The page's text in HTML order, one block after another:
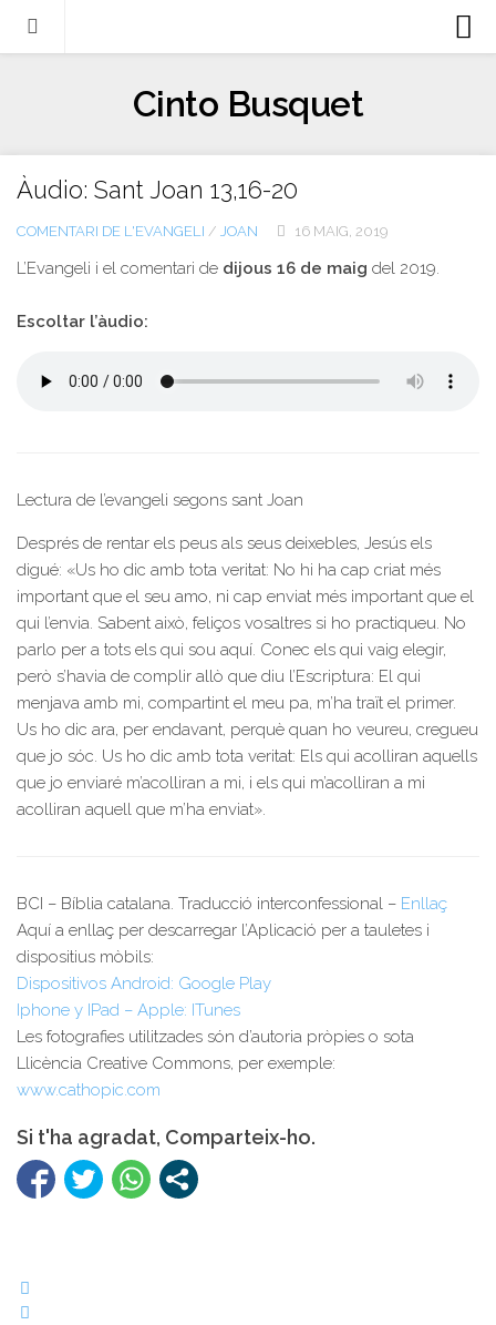
Llibres
Escrits-articles
Notícies
Castellano
Italiano
Cinto Busquet
Àudio: Sant Joan 13,16-20
COMENTARI DE L'EVANGELI / JOAN 16 MAIG, 2019
L’Evangeli i el comentari de dijous 16 de maig del 2019.
Escoltar l’àudio:
Lectura de l’evangeli segons sant Joan
Després de rentar els peus als seus deixebles, Jesús els
digué: «Us ho dic amb tota veritat: No hi ha cap criat més
important que el seu amo, ni cap enviat més important que el
qui l’envia. Sabent això, feliços vosaltres si ho practiqueu. No
parlo per a tots els qui sou aquí. Conec els qui vaig elegir,
però s’havia de complir allò que diu l’Escriptura: El qui
menjava amb mi, compartint el meu pa, m’ha traït el primer.
Us ho dic ara, per endavant, perquè quan ho veureu, cregueu
que jo sóc. Us ho dic amb tota veritat: Els qui acolliran aquells
que jo enviaré m’acolliran a mi, i els qui m’acolliran a mi
acolliran aquell que m’ha enviat».
BCI – Bíblia catalana. Traducció interconfessional – Enllaç
Aquí a enllaç per descarregar l’Aplicació per a tauletes i
dispositius mòbils:
Dispositivos Android: Google Play
Iphone y IPad – Apple: ITunes
Les fotografies utilitzades són d’autoria pròpies o sota
Llicència Creative Commons, per exemple:
www.cathopic.com
Si t'ha agradat, Comparteix-ho.